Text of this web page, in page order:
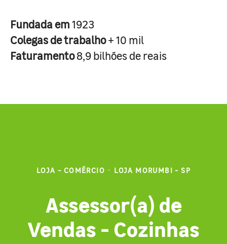
Fundada em1923
Colegas de trabalho+ 10 mil
Faturamento8,9 bilhões de reais
LOJA - COMÉRCIO · LOJA MORUMBI - SP
Assessor(a) de
Vendas - Cozinhas